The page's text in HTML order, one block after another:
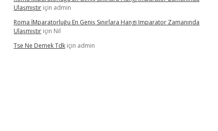
Ulaşmıştır için admin
Roma İMparatorluğu En Geniş Sınırlara Hangi Imparator Zamanında
Ulaşmıştır için Nil
Tse Ne Demek Tdk için admin